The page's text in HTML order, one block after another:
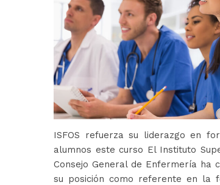
ISFOS refuerza su liderazgo en
alumnos este curso El Instituto
Consejo General de Enfermería ha
su posición como referente en la